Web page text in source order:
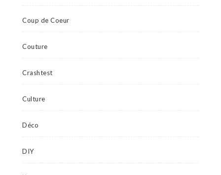
Coup de Coeur
Couture
Crashtest
Culture
Déco
DIY